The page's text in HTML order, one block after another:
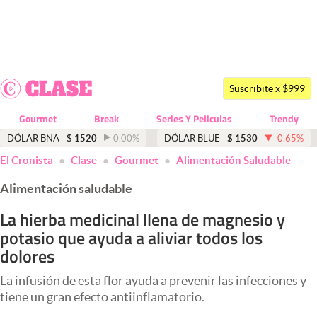
Dólar
Economía y Política
Finanzas y Mercados
Mercados Online
Negocios
Columnistas
Apertura
Suscribite x $999
Gourmet Break Series Y Peliculas Trendy
DÓLAR BNA $ 1520 0.00% DÓLAR BLUE $ 1530 -0.65%
El Cronista Clase Gourmet Alimentación Saludable
Alimentación saludable
La hierba medicinal llena de magnesio y
potasio que ayuda a aliviar todos los
dolores
La infusión de esta flor ayuda a prevenir las infecciones y
tiene un gran efecto antiinflamatorio.